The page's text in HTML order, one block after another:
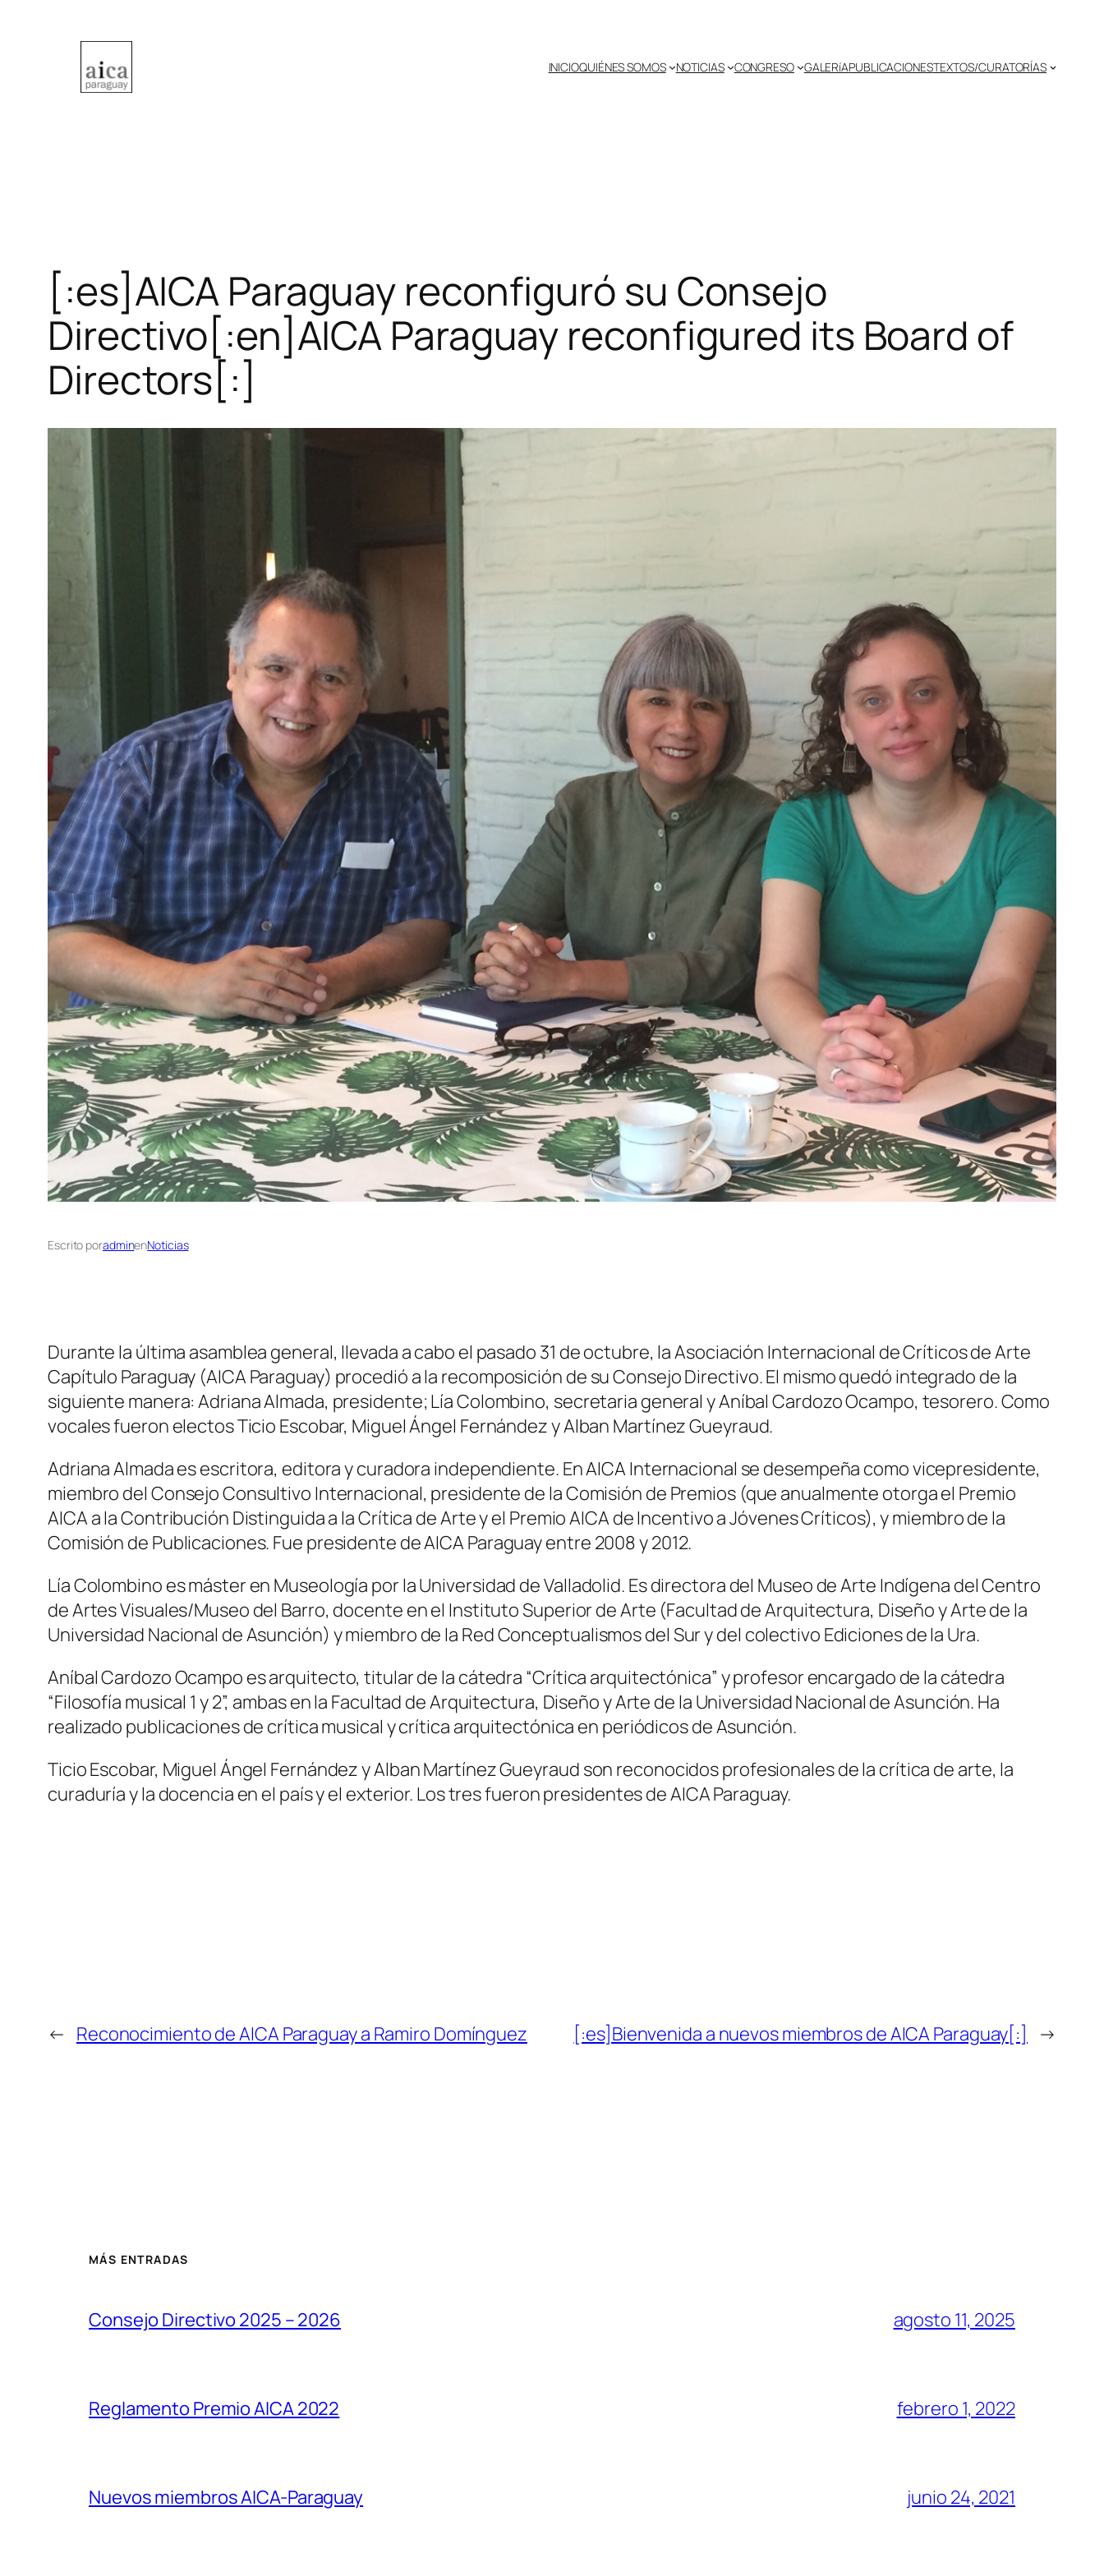
contenido
INICIOQUIÉNES SOMOS NOTICIAS CONGRESO GALERíAPUBLICACIONESTEXTOS/CURATORÍAS
[:es]AICA Paraguay reconfiguró su Consejo
Directivo[:en]AICA Paraguay reconfigured its Board of
Directors[:]
Escrito poradminenNoticias
Durante la última asamblea general, llevada a cabo el pasado 31 de octubre, la Asociación Internacional de Críticos de Arte
Capítulo Paraguay (AICA Paraguay) procedió a la recomposición de su Consejo Directivo. El mismo quedó integrado de la
siguiente manera: Adriana Almada, presidente; Lía Colombino, secretaria general y Aníbal Cardozo Ocampo, tesorero. Como
vocales fueron electos Ticio Escobar, Miguel Ángel Fernández y Alban Martínez Gueyraud.
Adriana Almada es escritora, editora y curadora independiente. En AICA Internacional se desempeña como vicepresidente,
miembro del Consejo Consultivo Internacional, presidente de la Comisión de Premios (que anualmente otorga el Premio
AICA a la Contribución Distinguida a la Crítica de Arte y el Premio AICA de Incentivo a Jóvenes Críticos), y miembro de la
Comisión de Publicaciones. Fue presidente de AICA Paraguay entre 2008 y 2012.
Lía Colombino es máster en Museología por la Universidad de Valladolid. Es directora del Museo de Arte Indígena del Centro
de Artes Visuales/Museo del Barro, docente en el Instituto Superior de Arte (Facultad de Arquitectura, Diseño y Arte de la
Universidad Nacional de Asunción) y miembro de la Red Conceptualismos del Sur y del colectivo Ediciones de la Ura.
Aníbal Cardozo Ocampo es arquitecto, titular de la cátedra “Crítica arquitectónica” y profesor encargado de la cátedra
“Filosofía musical 1 y 2”, ambas en la Facultad de Arquitectura, Diseño y Arte de la Universidad Nacional de Asunción. Ha
realizado publicaciones de crítica musical y crítica arquitectónica en periódicos de Asunción.
Ticio Escobar, Miguel Ángel Fernández y Alban Martínez Gueyraud son reconocidos profesionales de la crítica de arte, la
curaduría y la docencia en el país y el exterior. Los tres fueron presidentes de AICA Paraguay.
← Reconocimiento de AICA Paraguay a Ramiro Domínguez [:es]Bienvenida a nuevos miembros de AICA Paraguay[:] →
MÁS ENTRADAS
Consejo Directivo 2025 – 2026 agosto 11, 2025
Reglamento Premio AICA 2022 febrero 1, 2022
Nuevos miembros AICA-Paraguay junio 24, 2021